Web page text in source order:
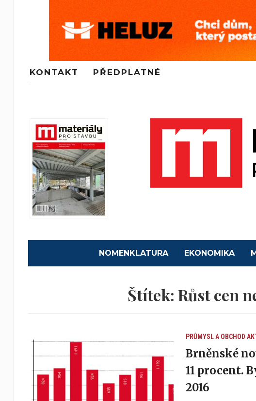
KONTAKT PŘEDPLATNÉ
NOMENKLATURA EKONOMIKA
Štítek: Růst cen
PRŮMYSL A OBCHOD
Brněnské
11 procent.
2016